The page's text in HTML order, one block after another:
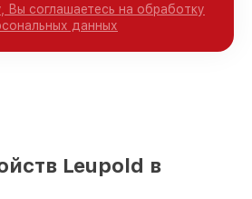
Вы соглашаетесь на обработку
данных
Leupold в